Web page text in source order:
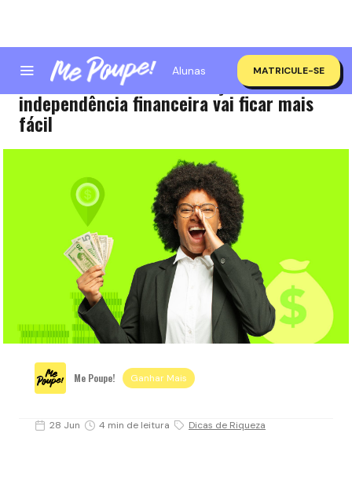
Alunas MATRICULE-SE
Planilha Pimpadora: alcançar a
independência financeira vai ficar mais
fácil
Me Poupe! Ganhar Mais
28 Jun 4 min de leitura Dicas de Riqueza